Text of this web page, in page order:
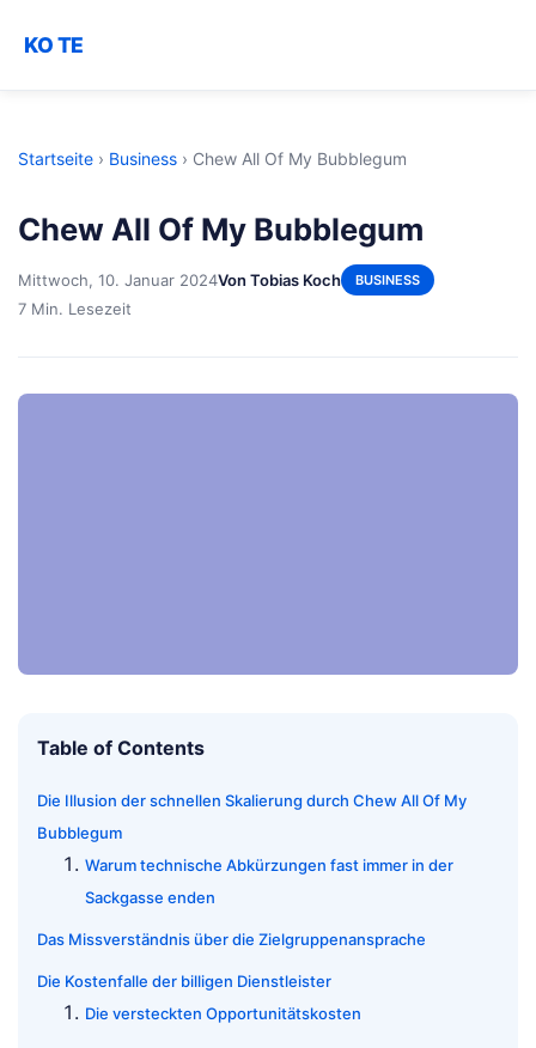
KO TE
Startseite › Business › Chew All Of My Bubblegum
Chew All Of My Bubblegum
Mittwoch, 10. Januar 2024Von Tobias Koch BUSINESS
7 Min. Lesezeit
Table of Contents
Die Illusion der schnellen Skalierung durch Chew All Of My
Bubblegum
Warum technische Abkürzungen fast immer in der
Sackgasse enden
Das Missverständnis über die Zielgruppenansprache
Die Kostenfalle der billigen Dienstleister
Die versteckten Opportunitätskosten